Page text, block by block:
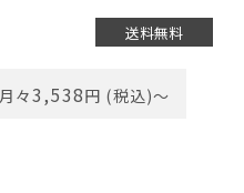
送料無料
月々3,538円 (税込)〜